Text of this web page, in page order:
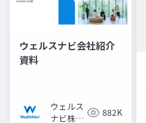
ウェルスナビ会社紹介
資料
ウェルス
ナビ株式
882K